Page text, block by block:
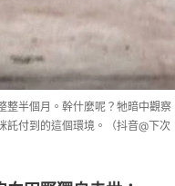
整半個月。幹什麼呢？牠暗中觀察
託付到的這個環境。（抖音@下次